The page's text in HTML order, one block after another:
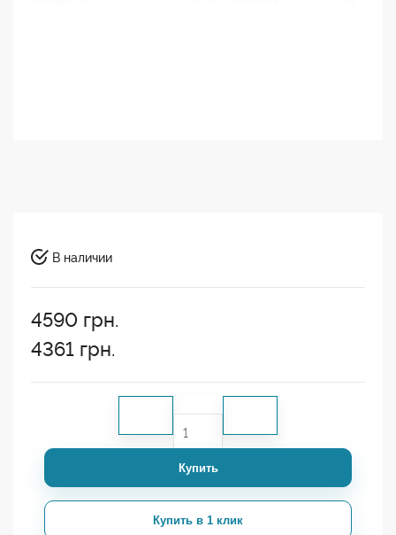
В наличии
4590 грн.
4361 грн.
Купить
Купить в 1 клик